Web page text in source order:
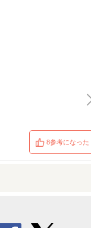
8参考になった